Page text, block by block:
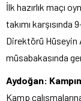
İlk hazırlık maçı
takımı
Direktörü Hüseyin
müsabakasında
Aydoğan:
Kamp